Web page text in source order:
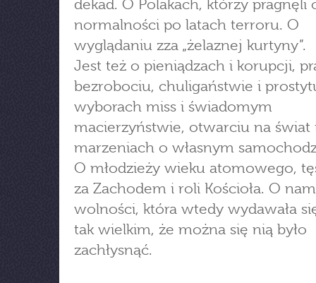
dekad. O Polakach, którzy pragnęli
normalności po latach terroru. O
wyglądaniu zza „żelaznej kurtyny”.
Jest też o pieniądzach i korupcji,
bezrobociu, chuligaństwie i
wyborach miss i świadomym
macierzyństwie, otwarciu na świat
marzeniach o własnym
O młodzieży wieku atomowego,
za Zachodem i roli Kościoła. O
wolności, która wtedy wydawała
tak wielkim, że można się nią było
zachłysnąć.